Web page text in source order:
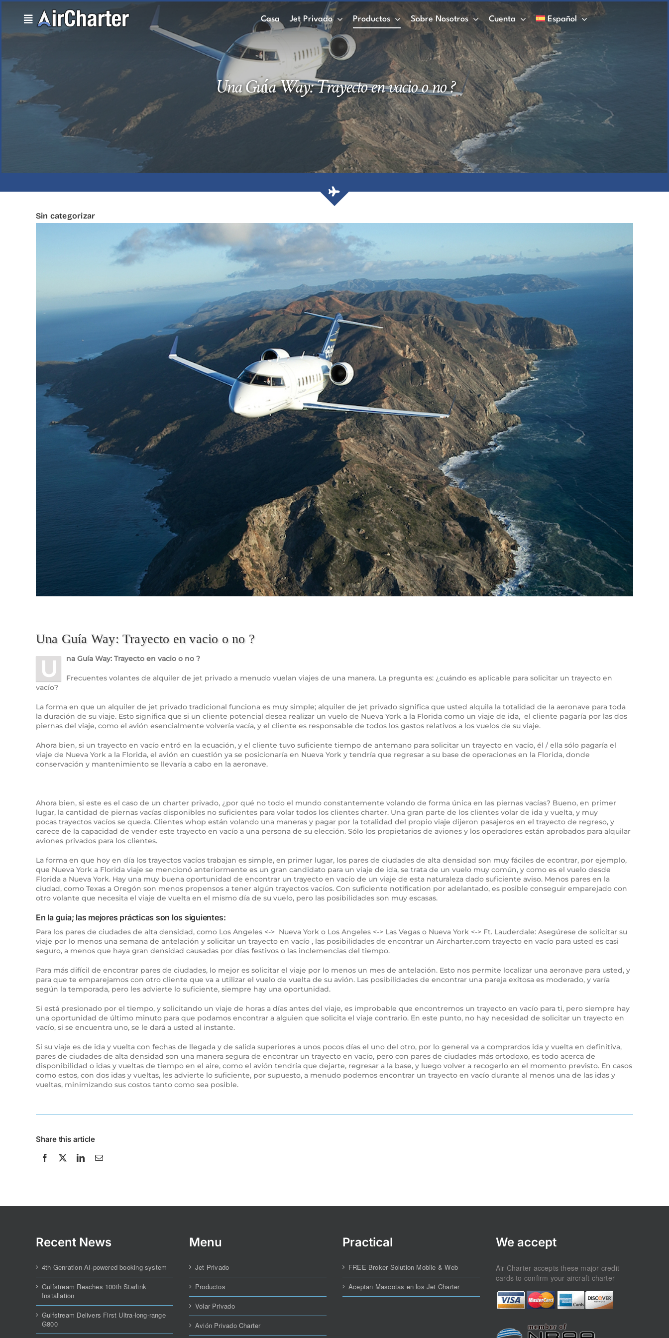
Skip
Casa Jet Privado Productos Sobre Nosotros Cuenta Español
Una Guía Way: Trayecto en vacio o no ?
Sin categorizar
Una Guía Way: Trayecto en vacio o no ?
U na Guía Way: Trayecto en vacio o no ?
Frecuentes volantes de alquiler de jet privado a menudo vuelan viajes de una manera. La pregunta es: ¿cuándo es aplicable para solicitar un trayecto en
vacío?
La forma en que un alquiler de jet privado tradicional funciona es muy simple; alquiler de jet privado significa que usted alquila la totalidad de la aeronave para toda
la duración de su viaje. Esto significa que si un cliente potencial desea realizar un vuelo de Nueva York a la Florida como un viaje de ida, el cliente pagaría por las dos
piernas del viaje, como el avión esencialmente volvería vacía, y el cliente es responsable de todos los gastos relativos a los vuelos de su viaje.
Ahora bien, si un trayecto en vacío entró en la ecuación, y el cliente tuvo suficiente tiempo de antemano para solicitar un trayecto en vacío, él / ella sólo pagaría el
viaje de Nueva York a la Florida, el avión en cuestión ya se posicionaría en Nueva York y tendría que regresar a su base de operaciones en la Florida, donde
conservación y mantenimiento se llevaría a cabo en la aeronave.
Ahora bien, si este es el caso de un charter privado, ¿por qué no todo el mundo constantemente volando de forma única en las piernas vacías? Bueno, en primer
lugar, la cantidad de piernas vacías disponibles no suficientes para volar todos los clientes charter. Una gran parte de los clientes volar de ida y vuelta, y muy
pocas trayectos vacíos se queda. Clientes whop están volando una maneras y pagar por la totalidad del propio viaje dijeron pasajeros en el trayecto de regreso, y
carece de la capacidad de vender este trayecto en vacío a una persona de su elección. Sólo los propietarios de aviones y los operadores están aprobados para alquilar
aviones privados para los clientes.
La forma en que hoy en día los trayectos vacíos trabajan es simple, en primer lugar, los pares de ciudades de alta densidad son muy fáciles de econtrar, por ejemplo,
que Nueva York a Florida viaje se mencionó anteriormente es un gran candidato para un viaje de ida, se trata de un vuelo muy común, y como es el vuelo desde
Florida a Nueva York. Hay una muy buena oportunidad de encontrar un trayecto en vacío de un viaje de esta naturaleza dado suficiente aviso. Menos pares en la
ciudad, como Texas a Oregón son menos propensos a tener algún trayectos vacíos. Con suficiente notification por adelantado, es posible conseguir emparejado con
otro volante que necesita el viaje de vuelta en el mismo día de su vuelo, pero las posibilidades son muy escasas.
En la guía; las mejores prácticas son los siguientes:
Para los pares de ciudades de alta densidad, como Los Angeles <-> Nueva York o Los Angeles <-> Las Vegas o Nueva York <-> Ft. Lauderdale: Asegúrese de solicitar su
viaje por lo menos una semana de antelación y solicitar un trayecto en vacío , las posibilidades de encontrar un Aircharter.com trayecto en vacío para usted es casi
seguro, a menos que haya gran densidad causadas por días festivos o las inclemencias del tiempo.
Para más difícil de encontrar pares de ciudades, lo mejor es solicitar el viaje por lo menos un mes de antelación. Esto nos permite localizar una aeronave para usted, y
para que te emparejamos con otro cliente que va a utilizar el vuelo de vuelta de su avión. Las posibilidades de encontrar una pareja exitosa es moderado, y varía
según la temporada, pero les advierte lo suficiente, siempre hay una oportunidad.
Si está presionado por el tiempo, y solicitando un viaje de horas a días antes del viaje, es improbable que encontremos un trayecto en vacío para ti, pero siempre hay
una oportunidad de último minuto para que podamos encontrar a alguien que solicita el viaje contrario. En este punto, no hay necesidad de solicitar un trayecto en
vacío, si se encuentra uno, se le dará a usted al instante.
Si su viaje es de ida y vuelta con fechas de llegada y de salida superiores a unos pocos días el uno del otro, por lo general va a comprardos ida y vuelta en definitiva,
pares de ciudades de alta densidad son una manera segura de encontrar un trayecto en vacío, pero con pares de ciudades más ortodoxo, es todo acerca de
disponibilidad o idas y vueltas de tiempo en el aire, como el avión tendría que dejarte, regresar a la base, y luego volver a recogerlo en el momento previsto. En casos
como estos, con dos idas y vueltas, les advierte lo suficiente, por supuesto, a menudo podemos encontrar un trayecto en vacío durante al menos una de las idas y
vueltas, minimizando sus costos tanto como sea posible.
Share this article
Recent News
4th Genration AI-powered booking system
Gulfstream Reaches 100th Starlink
Installation
Gulfstream Delivers First Ultra-long-range
G800
Menu
Jet Privado
Productos
Volar Privado
Avión Privado Charter
Practical
FREE Broker Solution Mobile & Web
Aceptan Mascotas en los Jet Charter
We accept
Air Charter accepts these major credit
cards to confirm your aircraft charter